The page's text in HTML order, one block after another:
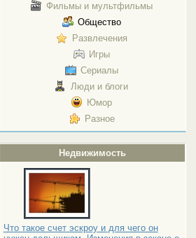
Фильмы и мультфильмы
Общество
Развлечения
Игры
Сериалы
Люди и блоги
Юмор
Разное
Недвижимость
Что такое счет эскроу и для чего он